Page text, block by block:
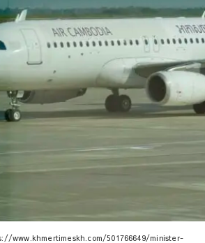
www.khmertimeskh.com/501766649/minister-